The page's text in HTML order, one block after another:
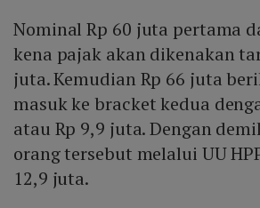
Nominal Rp 60 juta pertama
kena pajak akan dikenakan
juta. Kemudian Rp 66 juta
masuk ke bracket kedua
atau Rp 9,9 juta. Dengan
orang tersebut melalui UU
12,9 juta.